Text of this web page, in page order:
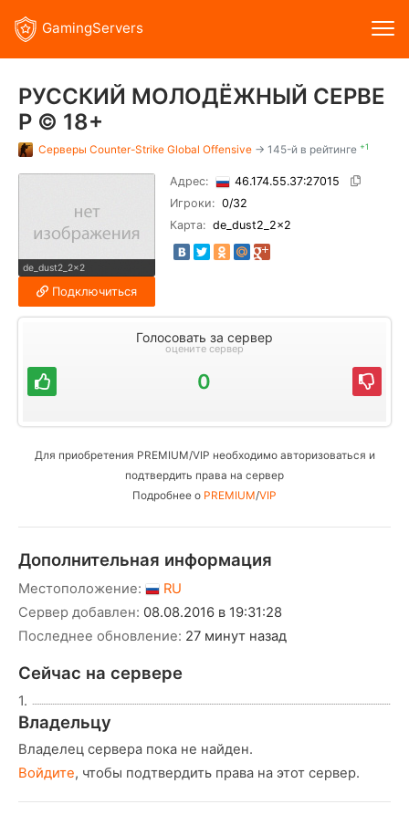
GamingServers
РУССКИЙ МОЛОДЁЖНЫЙ СЕРВЕ
Р © 18+
Серверы Counter-Strike Global Offensive → 145-й в рейтинге +1
de_dust2_2x2
Подключиться
Адрес:
46.174.55.37:27015
Игроки: 0/32
Карта: de_dust2_2x2
Голосовать за сервер
оцените сервер
0
Для приобретения PREMIUM/VIP необходимо авторизоваться и
подтвердить права на сервер
Подробнее о PREMIUM/VIP
Дополнительная информация
Местоположение:
RU
Сервер добавлен: 08.08.2016 в 19:31:28
Последнее обновление: 27 минут назад
Сейчас на сервере
1.
Владельцу
Владелец сервера пока не найден.
Войдите, чтобы подтвердить права на этот сервер.